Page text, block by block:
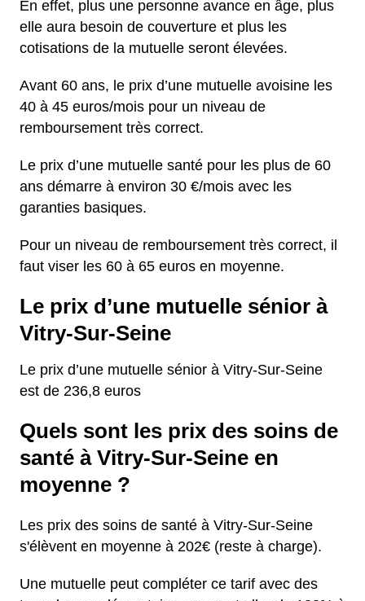
En effet, plus une personne avance en âge, plus
elle aura besoin de couverture et plus les
cotisations de la mutuelle seront élevées.
Avant 60 ans, le prix d’une mutuelle avoisine les
40 à 45 euros/mois pour un niveau de
remboursement très correct.
Le prix d’une mutuelle santé pour les plus de 60
ans démarre à environ 30 €/mois avec les
garanties basiques.
Pour un niveau de remboursement très correct, il
faut viser les 60 à 65 euros en moyenne.
Le prix d’une mutuelle sénior à
Vitry-Sur-Seine
Le prix d’une mutuelle sénior à Vitry-Sur-Seine
est de 236,8 euros
Quels sont les prix des soins de
santé à Vitry-Sur-Seine en
moyenne ?
Les prix des soins de santé à Vitry-Sur-Seine
s'élèvent en moyenne à 202€ (reste à charge).
Une mutuelle peut compléter ce tarif avec des